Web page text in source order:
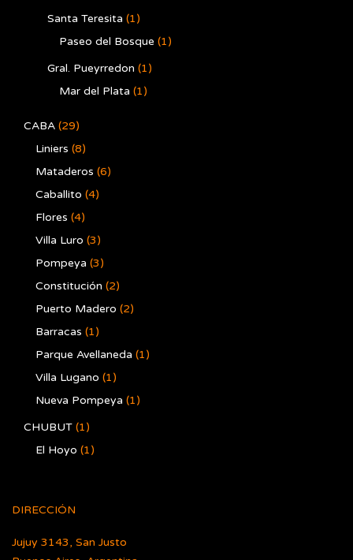
Santa Teresita (1)
Paseo del Bosque (1)
Gral. Pueyrredon (1)
Mar del Plata (1)
CABA (29)
Liniers (8)
Mataderos (6)
Caballito (4)
Flores (4)
Villa Luro (3)
Pompeya (3)
Constitución (2)
Puerto Madero (2)
Barracas (1)
Parque Avellaneda (1)
Villa Lugano (1)
Nueva Pompeya (1)
CHUBUT (1)
El Hoyo (1)
DIRECCIÓN
Jujuy 3143, San Justo